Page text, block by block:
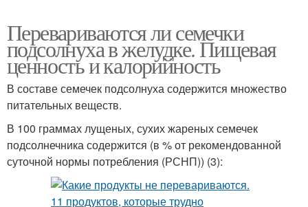
Перевариваются ли семечки
подсолнуха в желудке. Пищевая
ценность и калорийность
В составе семечек подсолнуха содержится множество
питательных веществ.
В 100 граммах лущеных, сухих жареных семечек
подсолнечника содержится (в % от рекомендованной
суточной нормы потребления (РСНП)) (3):